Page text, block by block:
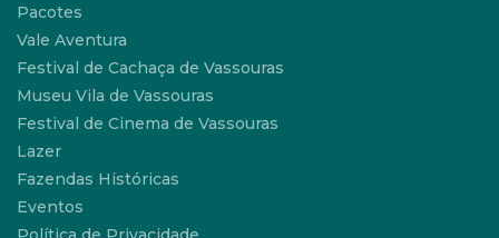
Pacotes
Vale Aventura
Festival de Cachaça de Vassouras
Museu Vila de Vassouras
Festival de Cinema de Vassouras
Lazer
Fazendas Históricas
Eventos